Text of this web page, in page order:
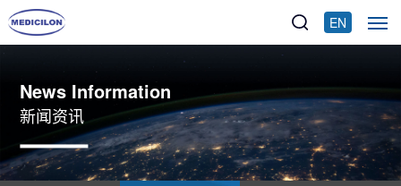
EN
News Information
新闻资讯